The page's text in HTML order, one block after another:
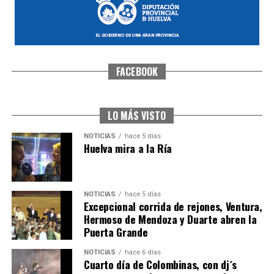
SEXTA CORRIDA DE LAS FIESTAS COLOMBINAS
6º DÍA DE LAS FIESTAS COLOMBINAS 2026
hace 4 días Huelvatv
FACEBOOK
LO MÁS VISTO
NOTICIAS hace 5 días
Huelva mira a la Ría
NOTICIAS hace 5 días
Excepcional corrida de rejones, Ventura,
Hermoso de Mendoza y Duarte abren la
Puerta Grande
NOTICIAS hace 6 días
Cuarto día de Colombinas, con dj´s